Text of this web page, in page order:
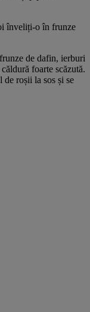
înveliți-o în frunze
de dafin, ierburi
foarte scăzută.
de roșii la sos și se